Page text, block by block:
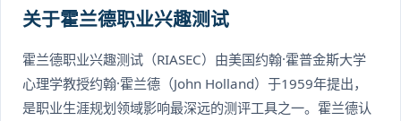
关于霍兰德职业兴趣测试
霍兰德职业兴趣测试（RIASEC）由美国约翰·霍普金斯大学
心理学教授约翰·霍兰德（John Holland）于1959年提出，
是职业生涯规划领域影响最深远的测评工具之一。霍兰德认